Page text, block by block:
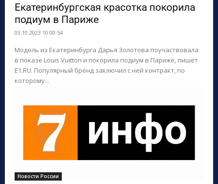
Екатеринбургская красотка покорила
подиум в Париже
03.10.2023 10:00:54
Модель из Екатеринбурга Дарья Золотова поучаствовала
в показе Louis Vuitton и покорила подиум в Париже, пишет
E1.RU. Популярный бренд заключил с ней контракт, по
которому...
Новости России